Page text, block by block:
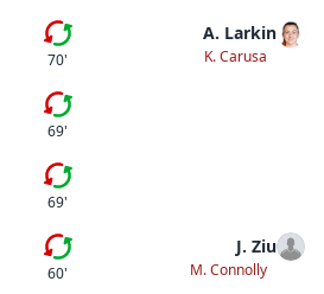
Andra bytet
70'
A. Larkin
K. Carusa
Andra bytet
69'
Första bytet
69'
Första bytet
60'
J. Ziu
M. Connolly